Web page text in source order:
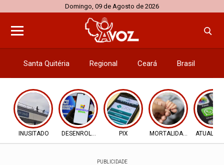
Domingo, 09 de Agosto de 2026
Santa Quitéria Regional Ceará Brasil
INUSITADO DESENROLA 2.0 PIX MORTALIDADE INFANTIL
PUBLICIDADE